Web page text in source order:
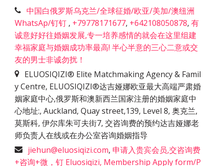
中国白俄罗斯乌克兰/全球征婚/欧亚/美加/澳纽洲
WhatsAp/钉钉 , +79778171677, +642108050878, 有
诚意好好往婚姻发展,专一培养感情的就会在这里组建
幸福家庭与婚姻成功率最高! 半心半意的三心二意或交
友的男士非诚勿扰！
ELUOSIQIZI® Elite Matchmaking Agency & Famil
y Centre, ELUOSIQIZI®达吉娅娜欧亚最大高端严肃婚
姻家庭中心,俄罗斯和澳新西兰国家注册的婚姻家庭中
心地址:, Auckland, Quay street,139, Level 8, 奥克兰,
莫斯科, 伊尔库朱可夫街7, 交咨询费的预约达吉娅娜老
师负责人在线或在办公室咨询婚姻指导
jiehun@eluosiqizi.com, 申请入贵宾会员,交咨询费
+咨询+微，钉 Eluosiqizi, Membership Apply form/P